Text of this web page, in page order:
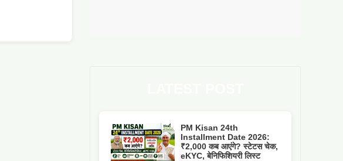
PM Kisan 24th
Installment Date 2026:
₹2,000 कब आएंगे? स्टेटस चेक,
eKYC, बेनिफिशियरी लिस्ट